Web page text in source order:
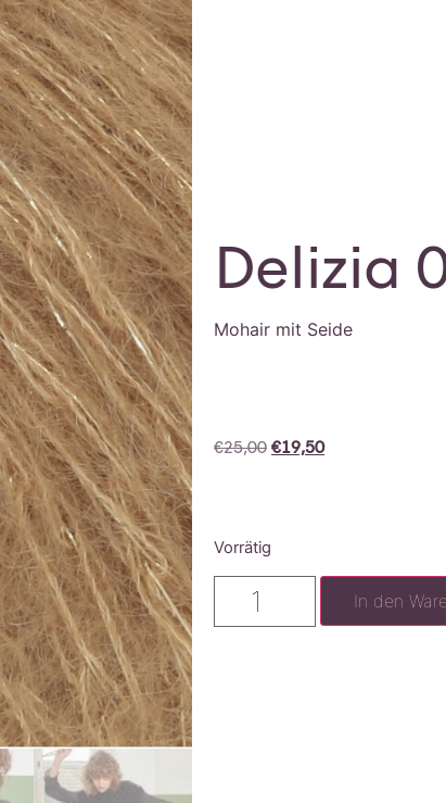
Delizia
Mohair mit Seide
€25,00 €19,50
Vorrätig
In den